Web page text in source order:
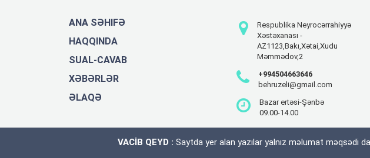
ANA SƏHIFƏ
HAQQINDA
SUAL-CAVAB
XƏBƏRLƏR
ƏLAQƏ
Respublika Neyrocərrahiyyə
Xəstəxanası -
AZ1123,Bakı,Xətai,Xudu
Məmmədov,2
+994504663646
behruzeli@gmail.com
Bazar ertəsi-Şənbə
09.00-14.00
VACİB QEYD : Saytda yer alan yazılar yalnız məlumat məqsədi